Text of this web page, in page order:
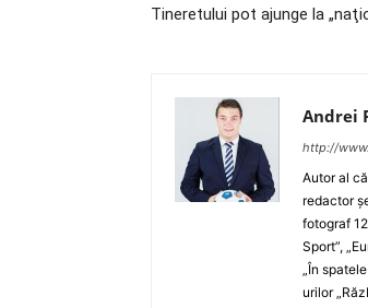
Tineretului pot ajunge la
Andrei
http://
Autor al
redactor
fotograf
Sport”,
„În
urilor